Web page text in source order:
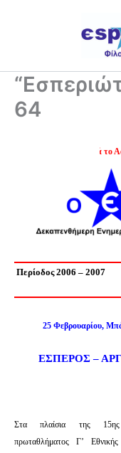
64
Ψηλά το
Περίοδος 2006 – 2007
25 Φεβρουαρίου,
ΕΣΠΕΡΟΣ –
Στα πλαίσια της 15ης
πρωταθλήματος Γ’